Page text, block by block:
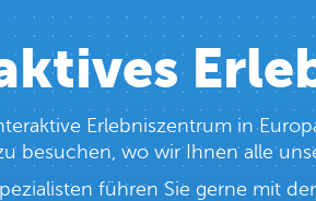
Erlebniszentrum in
besuchen, wo wir Ihnen alle
führen Sie gerne mit